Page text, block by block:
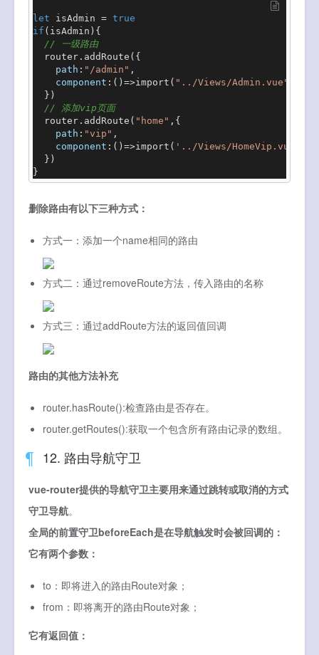
let isAdmin = true
if (isAdmin){
// 一级路由
  router.
addRoute ({
path : "/admin" ,
component : ()=>import ( "../Views/Admin.vue"
  })
// 添加vip页面
  router.
addRoute ( "home" ,{
path : "vip" ,
component : ()=>import ( '../Views/HomeVip.vue'
  })
}
删除路由有以下三种方式：
方式一：添加一个name相同的路由
方式二：通过removeRoute方法，传入路由的名称
方式三：通过addRoute方法的返回值回调
路由的其他方法补充
router.hasRoute():检查路由是否存在。
router.getRoutes():获取一个包含所有路由记录的数组。
12. 路由导航守卫
vue-router提供的导航守卫主要用来通过跳转或取消的方式
守卫导航。
全局的前置守卫beforeEach是在导航触发时会被回调的：
它有两个参数：
to：即将进入的路由Route对象；
from：即将离开的路由Route对象；
它有返回值：